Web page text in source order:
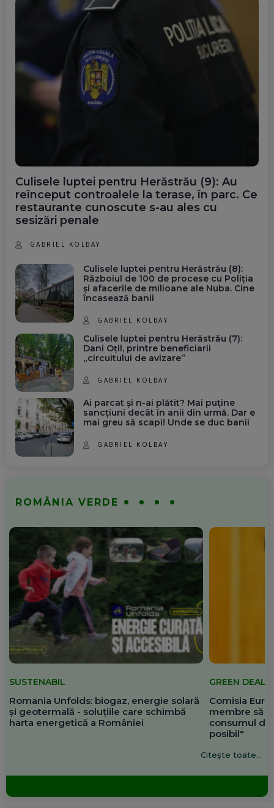
Culisele luptei pentru Herăstrău (9): Au
reînceput controalele la terase, în parc. Ce
restaurante cunoscute s-au ales cu
sesizări penale
GABRIEL KOLBAY
Culisele luptei pentru Herăstrău (8):
Războiul de 100 de procese cu Poliția
și afacerile de milioane ale Nuba. Cine
încasează banii
GABRIEL KOLBAY
Culisele luptei pentru Herăstrău (7):
Dani Oțil, printre beneficiarii
„circuitului de avizare”
GABRIEL KOLBAY
Ai parcat și n-ai plătit? Mai puține
sancțiuni decât în anii din urmă. Dar e
mai greu să scapi! Unde se duc banii
GABRIEL KOLBAY
ROMÂNIA VERDE
SUSTENABIL
Romania Unfolds: biogaz, energie solară
și geotermală - soluțiile care schimbă
harta energetică a României
GREEN DEAL
Comisia
membre să
consumul de
posibil"
Citește toate...